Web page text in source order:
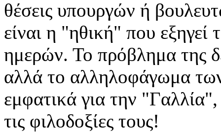
θέσεις υπουργών ή
είναι η "ηθική" που εξηγεί
ημερών. Το πρόβλημα της
αλλά το αλληλοφάγωμα
εμφατικά για την "Γαλλία",
τις φιλοδοξίες τους!